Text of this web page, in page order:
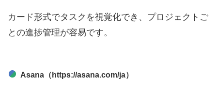
カード形式でタスクを視覚化でき、プロジェクトご
との進捗管理が容易です。
Asana（https://asana.com/ja）